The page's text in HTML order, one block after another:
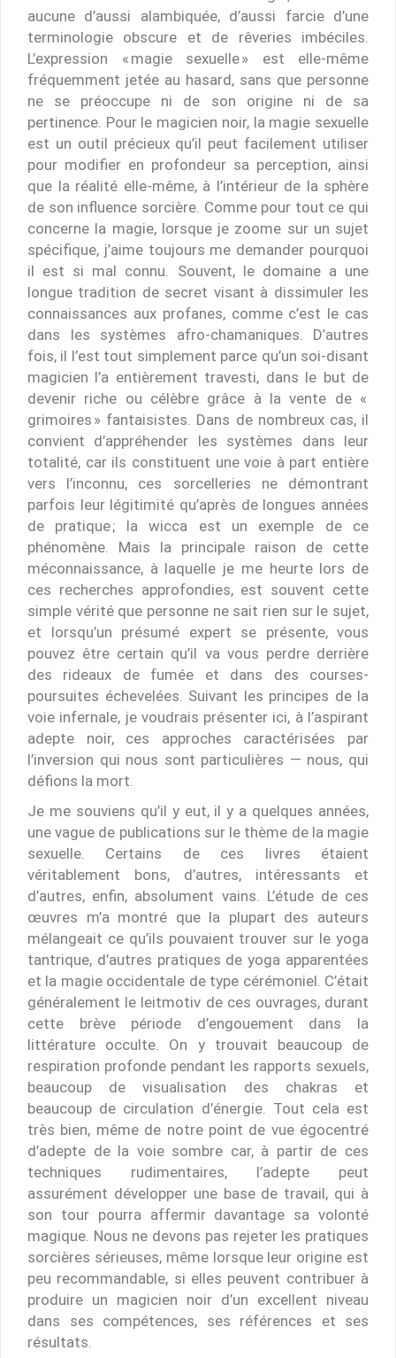
aucune d’aussi alambiquée, d’aussi farcie d’une
terminologie obscure et de rêveries imbéciles.
L’expression « magie sexuelle » est elle-même
fréquemment jetée au hasard, sans que personne
ne se préoccupe ni de son origine ni de sa
pertinence. Pour le magicien noir, la magie sexuelle
est un outil précieux qu’il peut facilement utiliser
pour modifier en profondeur sa perception, ainsi
que la réalité elle-même, à l’intérieur de la sphère
de son influence sorcière. Comme pour tout ce qui
concerne la magie, lorsque je zoome sur un sujet
spécifique, j’aime toujours me demander pourquoi
il est si mal connu. Souvent, le domaine a une
longue tradition de secret visant à dissimuler les
connaissances aux profanes, comme c’est le cas
dans les systèmes afro-chamaniques. D’autres
fois, il l’est tout simplement parce qu’un soi-disant
magicien l’a entièrement travesti, dans le but de
devenir riche ou célèbre grâce à la vente de «
grimoires » fantaisistes. Dans de nombreux cas, il
convient d’appréhender les systèmes dans leur
totalité, car ils constituent une voie à part entière
vers l’inconnu, ces sorcelleries ne démontrant
parfois leur légitimité qu’après de longues années
de pratique ; la wicca est un exemple de ce
phénomène. Mais la principale raison de cette
méconnaissance, à laquelle je me heurte lors de
ces recherches approfondies, est souvent cette
simple vérité que personne ne sait rien sur le sujet,
et lorsqu’un présumé expert se présente, vous
pouvez être certain qu’il va vous perdre derrière
des rideaux de fumée et dans des courses-
poursuites échevelées. Suivant les principes de la
voie infernale, je voudrais présenter ici, à l’aspirant
adepte noir, ces approches caractérisées par
l’inversion qui nous sont particulières — nous, qui
défions la mort.
Je me souviens qu’il y eut, il y a quelques années,
une vague de publications sur le thème de la magie
sexuelle. Certains de ces livres étaient
véritablement bons, d’autres, intéressants et
d’autres, enfin, absolument vains. L’étude de ces
œuvres m’a montré que la plupart des auteurs
mélangeait ce qu’ils pouvaient trouver sur le yoga
tantrique, d’autres pratiques de yoga apparentées
et la magie occidentale de type cérémoniel. C’était
généralement le leitmotiv de ces ouvrages, durant
cette brève période d’engouement dans la
littérature occulte. On y trouvait beaucoup de
respiration profonde pendant les rapports sexuels,
beaucoup de visualisation des chakras et
beaucoup de circulation d’énergie. Tout cela est
très bien, même de notre point de vue égocentré
d’adepte de la voie sombre car, à partir de ces
techniques rudimentaires, l’adepte peut
assurément développer une base de travail, qui à
son tour pourra affermir davantage sa volonté
magique. Nous ne devons pas rejeter les pratiques
sorcières sérieuses, même lorsque leur origine est
peu recommandable, si elles peuvent contribuer à
produire un magicien noir d’un excellent niveau
dans ses compétences, ses références et ses
résultats.